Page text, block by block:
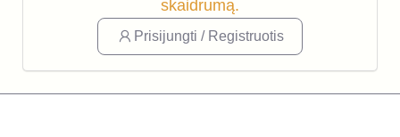
skaidrumą.
Prisijungti / Registruotis